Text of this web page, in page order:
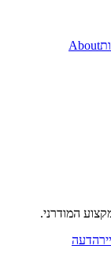
About
המודרני.
דעה